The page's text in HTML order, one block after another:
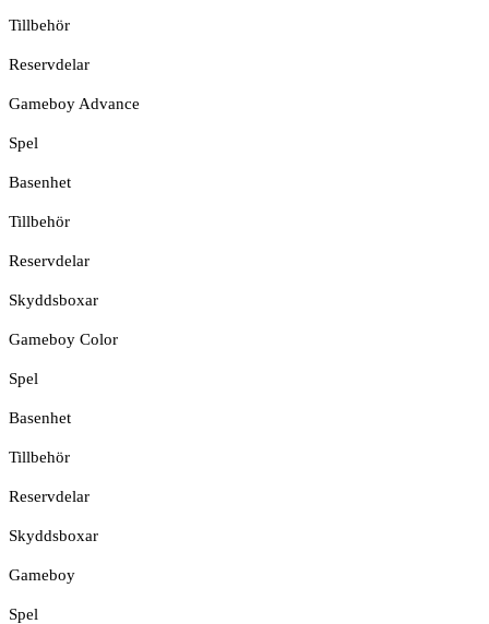
Tillbehör
Reservdelar
Gameboy Advance
Spel
Basenhet
Tillbehör
Reservdelar
Skyddsboxar
Gameboy Color
Spel
Basenhet
Tillbehör
Reservdelar
Skyddsboxar
Gameboy
Spel